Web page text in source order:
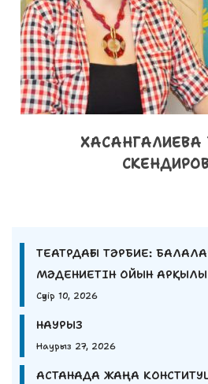
ТЕАТРДАҒЫ ТӘРБИЕ:
МӘДЕНИЕТІН ОЙЫН АРҚЫЛЫ
Сәуір 10, 2026
НАУРЫЗ
Наурыз 27, 2026
АСТАНАДА ЖАҢА